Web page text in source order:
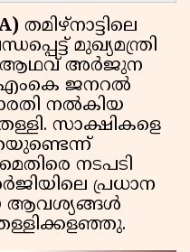
തമിഴ്‌നാട്ടിലെ
മുഖ്യമന്ത്രി
ആഥവ് അർജുന
ജനറൽ
നൽകിയ
സാക്ഷികളെ
നടപടി
പ്രധാന
ആവശ്യങ്ങൾ